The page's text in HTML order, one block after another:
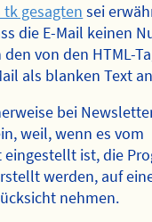
tk gesagten sei
die E-Mail keinen
von den HTML-
als blanken Text
bei
weil, wenn es vom
ist, die
werden, auf
nehmen.